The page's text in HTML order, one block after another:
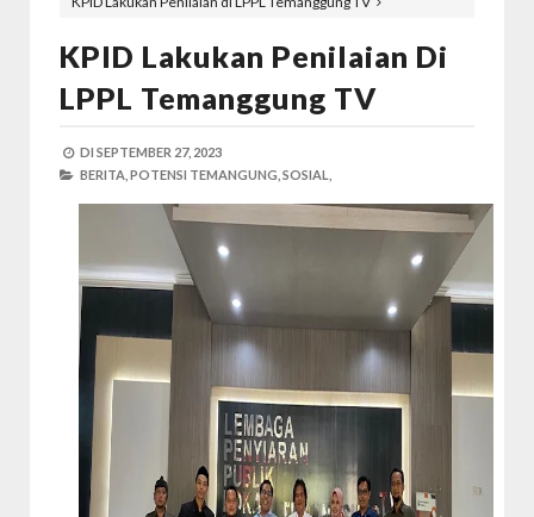
KPID Lakukan Penilaian Di
LPPL Temanggung TV
DI SEPTEMBER 27, 2023
BERITA, POTENSI TEMANGUNG, SOSIAL,